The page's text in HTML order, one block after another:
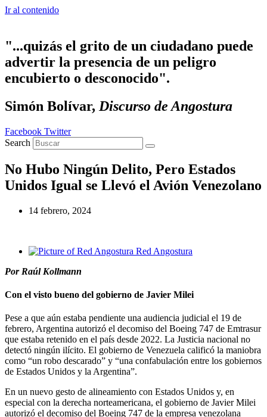
Ir al contenido
"...quizás el grito de un ciudadano puede
advertir la presencia de un peligro
encubierto o desconocido".
Simón Bolívar, Discurso de Angostura
Facebook Twitter
Search
No Hubo Ningún Delito, Pero Estados
Unidos Igual se Llevó el Avión Venezolano
14 febrero, 2024
Red Angostura
Por Raúl Kollmann
Con el visto bueno del gobierno de Javier Milei
Pese a que aún estaba pendiente una audiencia judicial el 19 de
febrero, Argentina autorizó el decomiso del Boeing 747 de Emtrasur
que estaba retenido en el país desde 2022. La Justicia nacional no
detectó ningún ilícito. El gobierno de Venezuela calificó la maniobra
como “un robo descarado” y “una confabulación entre los gobiernos
de Estados Unidos y la Argentina”.
En un nuevo gesto de alineamiento con Estados Unidos y, en
especial con la derecha norteamericana, el gobierno de Javier Milei
autorizó el decomiso del Boeing 747 de la empresa venezolana